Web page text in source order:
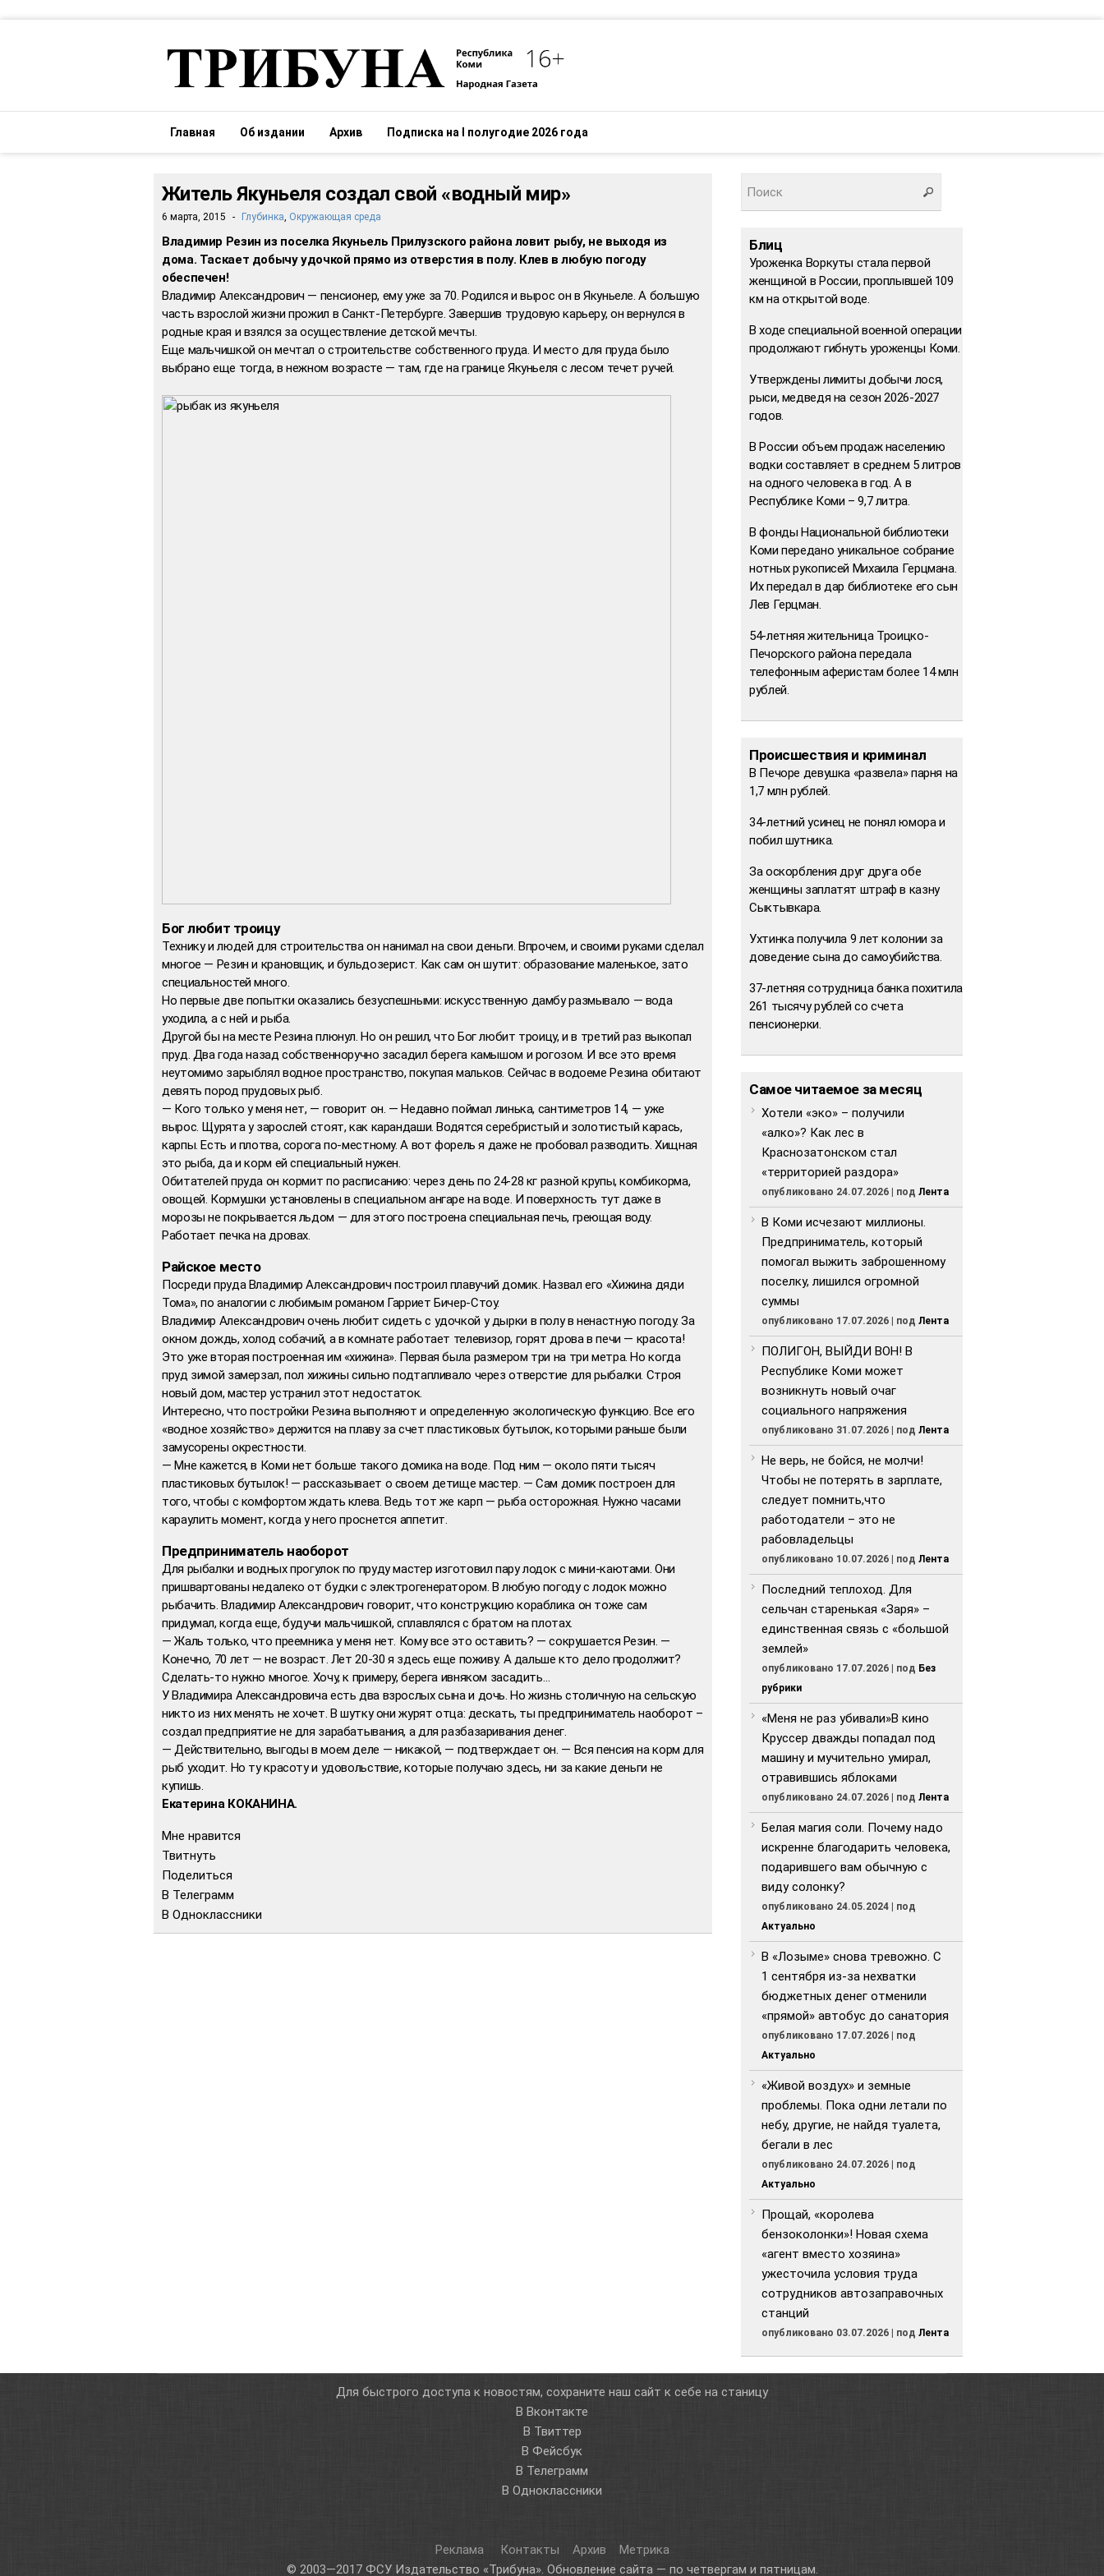
Главная Об издании Архив Подписка на I полугодие 2026 года
Житель Якуньеля создал свой «водный мир»
6 марта, 2015 - Глубинка Окружающая среда
Владимир Резин из поселка Якуньель Прилузского района ловит рыбу, не выходя из
дома. Таскает добычу удочкой прямо из отверстия в полу. Клев в любую погоду
обеспечен!
Владимир Александрович — пенсионер, ему уже за 70. Родился и вырос он в Якуньеле. А большую
часть взрослой жизни прожил в Санкт-Петербурге. Завершив трудовую карьеру, он вернулся в
родные края и взялся за осуществление детской мечты.
Еще мальчишкой он мечтал о строительстве собственного пруда. И место для пруда было
выбрано еще тогда, в нежном возрасте — там, где на границе Якуньеля с лесом течет ручей.
Бог любит троицу
Технику и людей для строительства он нанимал на свои деньги. Впрочем, и своими руками сделал
многое — Резин и крановщик, и бульдозерист. Как сам он шутит: образование маленькое, зато
специальностей много.
Но первые две попытки оказались безуспешными: искусственную дамбу размывало — вода
уходила, а с ней и рыба.
Другой бы на месте Резина плюнул. Но он решил, что Бог любит троицу, и в третий раз выкопал
пруд. Два года назад собственноручно засадил берега камышом и рогозом. И все это время
неутомимо зарыблял водное пространство, покупая мальков. Сейчас в водоеме Резина обитают
девять пород прудовых рыб.
— Кого только у меня нет, — говорит он. — Недавно поймал линька, сантиметров 14, — уже
вырос. Щурята у зарослей стоят, как карандаши. Водятся серебристый и золотистый карась,
карпы. Есть и плотва, сорога по-местному. А вот форель я даже не пробовал разводить. Хищная
это рыба, да и корм ей специальный нужен.
Обитателей пруда он кормит по расписанию: через день по 24-28 кг разной крупы, комбикорма,
овощей. Кормушки установлены в специальном ангаре на воде. И поверхность тут даже в
морозы не покрывается льдом — для этого построена специальная печь, греющая воду.
Работает печка на дровах.
Райское место
Посреди пруда Владимир Александрович построил плавучий домик. Назвал его «Хижина дяди
Тома», по аналогии с любимым романом Гарриет Бичер-Стоу.
Владимир Александрович очень любит сидеть с удочкой у дырки в полу в ненастную погоду. За
окном дождь, холод собачий, а в комнате работает телевизор, горят дрова в печи — красота!
Это уже вторая построенная им «хижина». Первая была размером три на три метра. Но когда
пруд зимой замерзал, пол хижины сильно подтапливало через отверстие для рыбалки. Строя
новый дом, мастер устранил этот недостаток.
Интересно, что постройки Резина выполняют и определенную экологическую функцию. Все его
«водное хозяйство» держится на плаву за счет пластиковых бутылок, которыми раньше были
замусорены окрестности.
— Мне кажется, в Коми нет больше такого домика на воде. Под ним — около пяти тысяч
пластиковых бутылок! — рассказывает о своем детище мастер. — Сам домик построен для
того, чтобы с комфортом ждать клева. Ведь тот же карп — рыба осторожная. Нужно часами
караулить момент, когда у него проснется аппетит.
Предприниматель наоборот
Для рыбалки и водных прогулок по пруду мастер изготовил пару лодок с мини-каютами. Они
пришвартованы недалеко от будки с электрогенератором. В любую погоду с лодок можно
рыбачить. Владимир Александрович говорит, что конструкцию кораблика он тоже сам
придумал, когда еще, будучи мальчишкой, сплавлялся с братом на плотах.
— Жаль только, что преемника у меня нет. Кому все это оставить? — сокрушается Резин. —
Конечно, 70 лет — не возраст. Лет 20-30 я здесь еще поживу. А дальше кто дело продолжит?
Сделать-то нужно многое. Хочу, к примеру, берега ивняком засадить…
У Владимира Александровича есть два взрослых сына и дочь. Но жизнь столичную на сельскую
никто из них менять не хочет. В шутку они журят отца: дескать, ты предприниматель наоборот –
создал предприятие не для зарабатывания, а для разбазаривания денег.
— Действительно, выгоды в моем деле — никакой, — подтверждает он. — Вся пенсия на корм для
рыб уходит. Но ту красоту и удовольствие, которые получаю здесь, ни за какие деньги не
купишь.
Екатерина КОКАНИНА.
Мне нравится
Твитнуть
Поделиться
В Телеграмм
В Одноклассники
Блиц
Уроженка Воркуты стала первой
женщиной в России, проплывшей 109
км на открытой воде.
В ходе специальной военной операции
продолжают гибнуть уроженцы Коми.
Утверждены лимиты добычи лося,
рыси, медведя на сезон 2026-2027
годов.
В России объем продаж населению
водки составляет в среднем 5 литров
на одного человека в год. А в
Республике Коми – 9,7 литра.
В фонды Национальной библиотеки
Коми передано уникальное собрание
нотных рукописей Михаила Герцмана.
Их передал в дар библиотеке его сын
Лев Герцман.
54-летняя жительница Троицко-
Печорского района передала
телефонным аферистам более 14 млн
рублей.
Происшествия и криминал
В Печоре девушка «развела» парня на
1,7 млн рублей.
34-летний усинец не понял юмора и
побил шутника.
За оскорбления друг друга обе
женщины заплатят штраф в казну
Сыктывкара.
Ухтинка получила 9 лет колонии за
доведение сына до самоубийства.
37-летняя сотрудница банка похитила
261 тысячу рублей со счета
пенсионерки.
Самое читаемое за месяц
Хотели «эко» – получили
«алко»? Как лес в
Краснозатонском стал
«территорией раздора»
опубликовано 24.07.2026 | под Лента
В Коми исчезают миллионы.
Предприниматель, который
помогал выжить заброшенному
поселку, лишился огромной
суммы
опубликовано 17.07.2026 | под Лента
ПОЛИГОН, ВЫЙДИ ВОН! В
Республике Коми может
возникнуть новый очаг
социального напряжения
опубликовано 31.07.2026 | под Лента
Не верь, не бойся, не молчи!
Чтобы не потерять в зарплате,
следует помнить,что
работодатели – это не
рабовладельцы
опубликовано 10.07.2026 | под Лента
Последний теплоход. Для
сельчан старенькая «Заря» –
единственная связь с «большой
землей»
опубликовано 17.07.2026 | под Без
рубрики
«Меня не раз убивали»В кино
Круссер дважды попадал под
машину и мучительно умирал,
отравившись яблоками
опубликовано 24.07.2026 | под Лента
Белая магия соли. Почему надо
искренне благодарить человека,
подарившего вам обычную с
виду солонку?
опубликовано 24.05.2024 | под
Актуально
В «Лозыме» снова тревожно. С
1 сентября из-за нехватки
бюджетных денег отменили
«прямой» автобус до санатория
опубликовано 17.07.2026 | под
Актуально
«Живой воздух» и земные
проблемы. Пока одни летали по
небу, другие, не найдя туалета,
бегали в лес
опубликовано 24.07.2026 | под
Актуально
Прощай, «королева
бензоколонки»! Новая схема
«агент вместо хозяина»
ужесточила условия труда
сотрудников автозаправочных
станций
опубликовано 03.07.2026 | под Лента
Для быстрого доступа к новостям, сохраните наш сайт к себе на станицу
В Вконтакте
В Твиттер
В Фейсбук
В Телеграмм
В Одноклассники
Реклама Контакты Архив
Метрика
© 2003—2017 ФСУ Издательство «Трибуна». Обновление сайта — по четвергам и пятницам.